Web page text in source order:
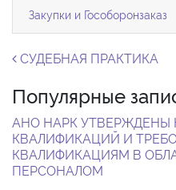
Закупки и Гособоронзаказ
Навигация по
СУДЕБНАЯ ПРАКТИКА
Популярные
АНО НАРК
КВАЛИФИКАЦИЙ И
КВАЛИФИКАЦИЯМ В
ПЕРСОНАЛОМ